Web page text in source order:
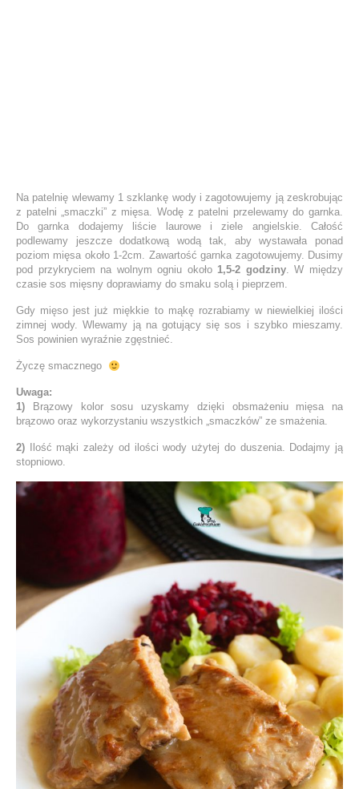
Na patelnię wlewamy 1 szklankę wody i zagotowujemy ją zeskrobując
z patelni „smaczki” z mięsa. Wodę z patelni przelewamy do garnka.
Do garnka dodajemy liście laurowe i ziele angielskie. Całość
podlewamy jeszcze dodatkową wodą tak, aby wystawała ponad
poziom mięsa około 1-2cm. Zawartość garnka zagotowujemy. Dusimy
pod przykryciem na wolnym ogniu około 1,5-2 godziny. W między
czasie sos mięsny doprawiamy do smaku solą i pieprzem.
Gdy mięso jest już miękkie to mąkę rozrabiamy w niewielkiej ilości
zimnej wody. Wlewamy ją na gotujący się sos i szybko mieszamy.
Sos powinien wyraźnie zgęstnieć.
Życzę smacznego
Uwaga:
1) Brązowy kolor sosu uzyskamy dzięki obsmażeniu mięsa na
brązowo oraz wykorzystaniu wszystkich „smaczków” ze smażenia.
2) Ilość mąki zależy od ilości wody użytej do duszenia. Dodajmy ją
stopniowo.